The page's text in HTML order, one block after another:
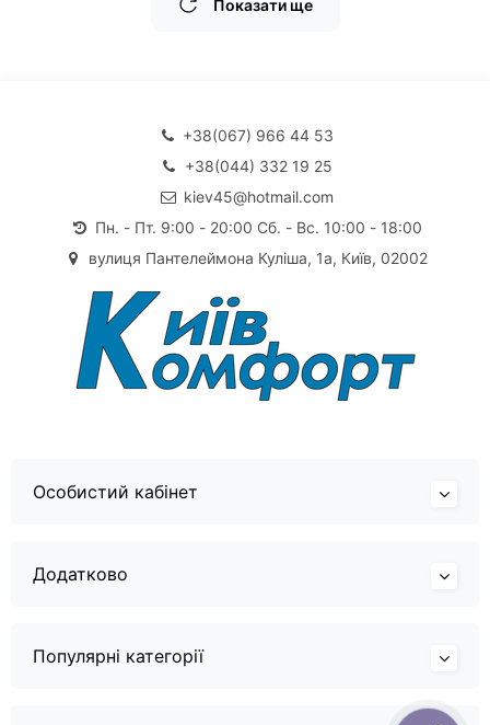
Показати ще
+38(067) 966 44 53
+38(044) 332 19 25
kiev45@hotmail.com
Пн. - Пт. 9:00 - 20:00 Сб. - Вс. 10:00 - 18:00
вулиця Пантелеймона Куліша, 1а, Київ, 02002
Особистий кабінет
Додатково
Популярні категорії